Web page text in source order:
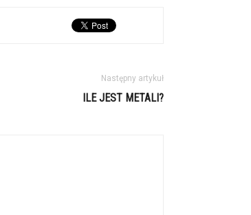
Następny artykuł
ILE JEST METALI?